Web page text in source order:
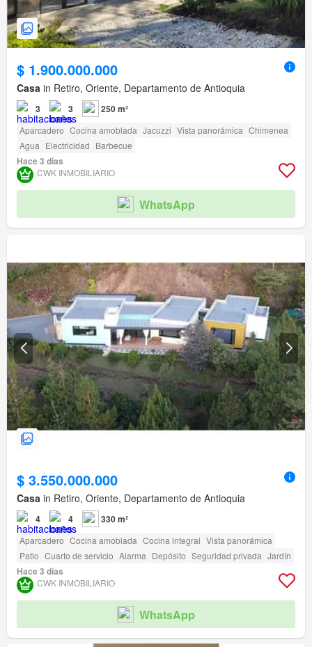
$ 1.900.000.000
Casa in Retiro, Oriente, Departamento de Antioquia
3 3 250 m²
Aparcadero Cocina amoblada Jacuzzi Vista panorámica Chimenea
Agua Electricidad Barbecue
Hace 3 días
CWK INMOBILIARIO
WhatsApp
$ 3.550.000.000
Casa in Retiro, Oriente, Departamento de Antioquia
4 4 330 m²
Aparcadero Cocina amoblada Cocina integral Vista panorámica
Patio Cuarto de servicio Alarma Depósito Seguridad privada Jardín
Hace 3 días
CWK INMOBILIARIO
WhatsApp